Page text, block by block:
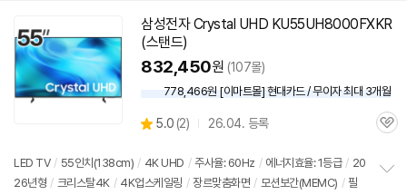
삼성전자 Crystal UHD KU55UH8000FXKR
(스탠드)
832,450원 (107몰)
778,466원 [이마트몰] 현대카드 / 무이자 최대 3개월
별
5.0 (상
리
뷰
2) 26.04. 등록
관
LED TV / 55인치 (138cm) / 4K UHD / 주사율: 60Hz / 에너지효율: 1등급 / 20
26년형 / 크리스탈4K / 4K업스케일링 / 장르맞춤화면 / 모션보간(MEMC) / 필